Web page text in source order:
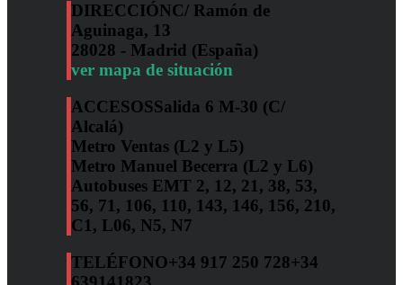
DIRECCIÓNC/ Ramón de
Aguinaga, 13
28028 - Madrid (España)
ver mapa de situación
ACCESOSSalida 6 M-30 (C/
Alcalá)
Metro Ventas (L2 y L5)
Metro Manuel Becerra (L2 y L6)
Autobuses EMT 2, 12, 21, 38, 53,
56, 71, 106, 110, 143, 146, 156, 210,
C1, L06, N5, N7
TELÉFONO+34 917 250 728+34